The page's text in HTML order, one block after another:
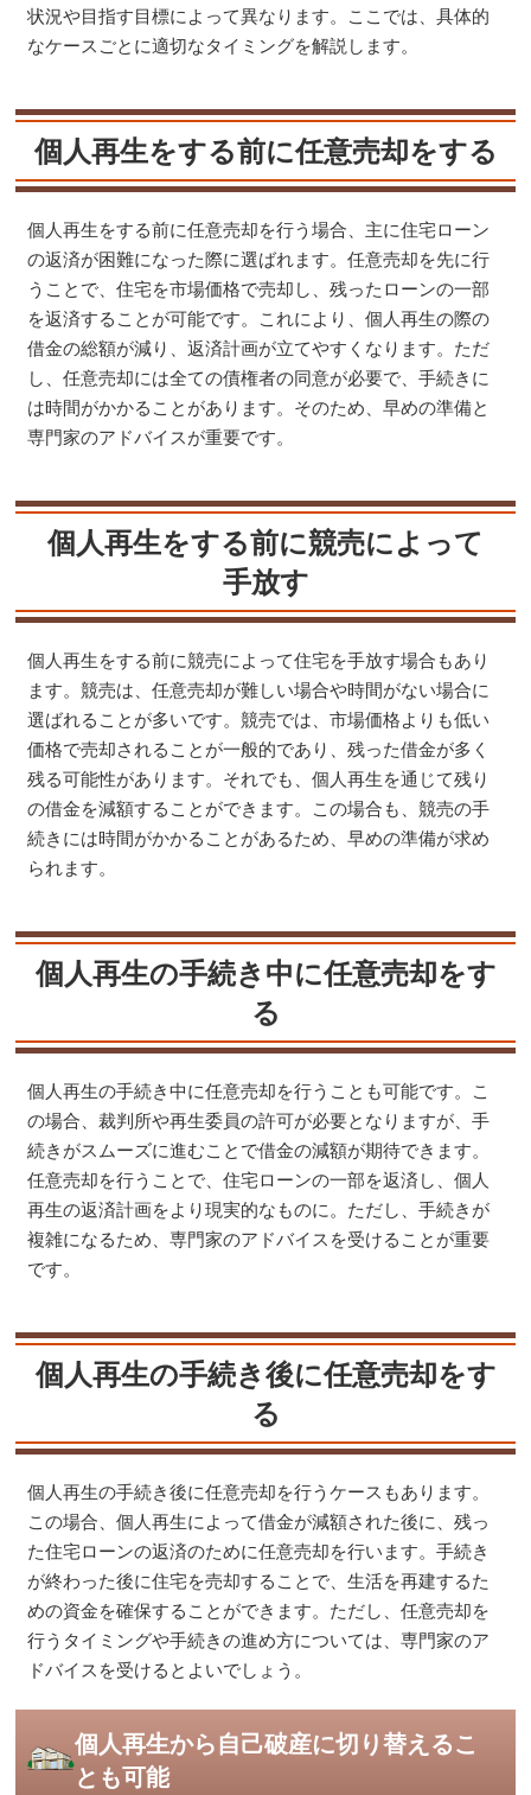
状況や目指す目標によって異なります。ここでは、具体的
なケースごとに適切なタイミングを解説します。
個人再生をする前に任意売却をする
個人再生をする前に任意売却を行う場合、主に住宅ローン
の返済が困難になった際に選ばれます。任意売却を先に行
うことで、住宅を市場価格で売却し、残ったローンの一部
を返済することが可能です。これにより、個人再生の際の
借金の総額が減り、返済計画が立てやすくなります。ただ
し、任意売却には全ての債権者の同意が必要で、手続きに
は時間がかかることがあります。そのため、早めの準備と
専門家のアドバイスが重要です​​。
個人再生をする前に競売によって
手放す
個人再生をする前に競売によって住宅を手放す場合もあり
ます。競売は、任意売却が難しい場合や時間がない場合に
選ばれることが多いです。競売では、市場価格よりも低い
価格で売却されることが一般的であり、残った借金が多く
残る可能性があります。それでも、個人再生を通じて残り
の借金を減額することができます。この場合も、競売の手
続きには時間がかかることがあるため、早めの準備が求め
られます​​。
個人再生の手続き中に任意売却をす
る
個人再生の手続き中に任意売却を行うことも可能です。こ
の場合、裁判所や再生委員の許可が必要となりますが、手
続きがスムーズに進むことで借金の減額が期待できます。
任意売却を行うことで、住宅ローンの一部を返済し、個人
再生の返済計画をより現実的なものに。ただし、手続きが
複雑になるため、専門家のアドバイスを受けることが重要
です​​。
個人再生の手続き後に任意売却をす
る
個人再生の手続き後に任意売却を行うケースもあります。
この場合、個人再生によって借金が減額された後に、残っ
た住宅ローンの返済のために任意売却を行います。手続き
が終わった後に住宅を売却することで、生活を再建するた
めの資金を確保することができます。ただし、任意売却を
行うタイミングや手続きの進め方については、専門家のア
ドバイスを受けるとよいでしょう。
個人再生から自己破産に切り替えるこ
とも可能